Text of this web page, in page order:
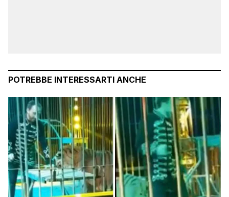
POTREBBE INTERESSARTI ANCHE